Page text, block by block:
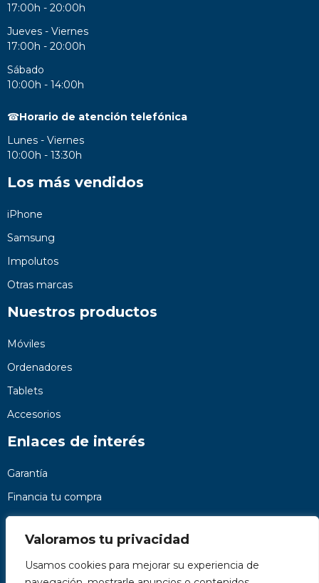
Valoramos tu privacidad
Usamos cookies para mejorar su experiencia de
17:00h - 20:00h
Jueves - Viernes
17:00h - 20:00h
Sábado
10:00h - 14:00h
☎Horario de atención telefónica
Lunes - Viernes
10:00h - 13:30h
Los más vendidos
iPhone
Samsung
Impolutos
Otras marcas
Nuestros productos
Móviles
Ordenadores
Tablets
Accesorios
Enlaces de interés
Garantía
Financia tu compra
Preguntas frecuentes
Nosotros
Contacto